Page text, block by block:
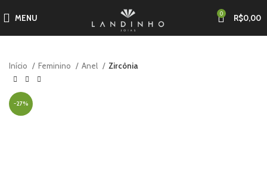
MENU 0 R$0,00
Início Feminino Anel Zircônia
-27%